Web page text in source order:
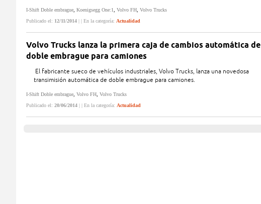
I-Shift Doble embrague Koenigsegg One:1 Volvo FH Volvo Trucks
Publicado el: 12/11/2014 | | En la categoría: Actualidad
Volvo Trucks lanza la primera caja de cambios automática de
doble embrague para camiones
El fabricante sueco de vehículos industriales, Volvo Trucks, lanza una novedosa
transimisión automática de doble embrague para camiones.
I-Shift Doble embrague Volvo FH Volvo Trucks
Publicado el: 20/06/2014 | | En la categoría: Actualidad